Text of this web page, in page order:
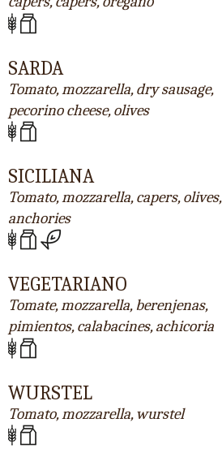
SARDA
Tomato, mozzarella, dry sausage,
pecorino cheese, olives
SICILIANA
Tomato, mozzarella, capers, olives,
anchories
VEGETARIANO
Tomate, mozzarella, berenjenas,
pimientos, calabacines, achicoria
WURSTEL
Tomato, mozzarella, wurstel